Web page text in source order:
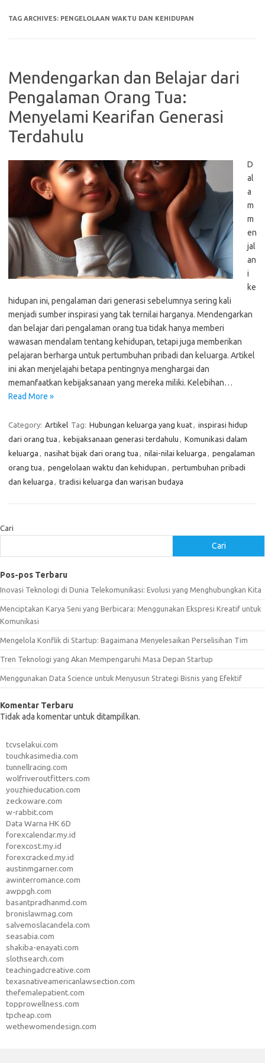
TAG ARCHIVES: PENGELOLAAN WAKTU DAN KEHIDUPAN
Mendengarkan dan Belajar dari
Pengalaman Orang Tua:
Menyelami Kearifan Generasi
Terdahulu
D
al
a
m
m
en
jal
an
i
ke
hidupan ini, pengalaman dari generasi sebelumnya sering kali
menjadi sumber inspirasi yang tak ternilai harganya. Mendengarkan
dan belajar dari pengalaman orang tua tidak hanya memberi
wawasan mendalam tentang kehidupan, tetapi juga memberikan
pelajaran berharga untuk pertumbuhan pribadi dan keluarga. Artikel
ini akan menjelajahi betapa pentingnya menghargai dan
memanfaatkan kebijaksanaan yang mereka miliki. Kelebihan…
Read More »
Category: Artikel Tag: Hubungan keluarga yang kuat, inspirasi hidup
dari orang tua , kebijaksanaan generasi terdahulu , Komunikasi dalam
keluarga , nasihat bijak dari orang tua , nilai-nilai keluarga , pengalaman
orang tua , pengelolaan waktu dan kehidupan , pertumbuhan pribadi
dan keluarga , tradisi keluarga dan warisan budaya
Cari
Cari
Pos-pos Terbaru
Inovasi Teknologi di Dunia Telekomunikasi: Evolusi yang Menghubungkan Kita
Menciptakan Karya Seni yang Berbicara: Menggunakan Ekspresi Kreatif untuk
Komunikasi
Mengelola Konflik di Startup: Bagaimana Menyelesaikan Perselisihan Tim
Tren Teknologi yang Akan Mempengaruhi Masa Depan Startup
Menggunakan Data Science untuk Menyusun Strategi Bisnis yang Efektif
Komentar Terbaru
Tidak ada komentar untuk ditampilkan.
tcvselakui.com
touchkasimedia.com
tunnellracing.com
wolfriveroutfitters.com
youzhieducation.com
zeckoware.com
w-rabbit.com
Data Warna HK 6D
forexcalendar.my.id
forexcost.my.id
forexcracked.my.id
austinmgarner.com
awinterromance.com
awppgh.com
basantpradhanmd.com
bronislawmag.com
salvemoslacandela.com
seasabia.com
shakiba-enayati.com
slothsearch.com
teachingadcreative.com
texasnativeamericanlawsection.com
thefemalepatient.com
topprowellness.com
tpcheap.com
wethewomendesign.com